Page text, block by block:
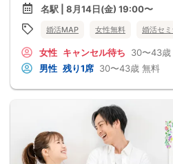
名駅 | 8月14日(金) 19:00〜
婚活MAP 女性無料 婚活セ
女性 キャンセル待ち 30〜43歳
男性 残り1席 30〜43歳 無料